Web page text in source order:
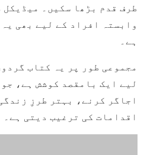
طرف قدم بڑھا سکیں۔
وابستہ افراد کے لیے بھی
ہے۔
مجموعی طور پر یہ کتاب
لیے ایک بامقصد کوشش ہے،
اجاگر کرنے، بہتر طرزِ
اقدامات کی ترغیب دیتی ہے۔